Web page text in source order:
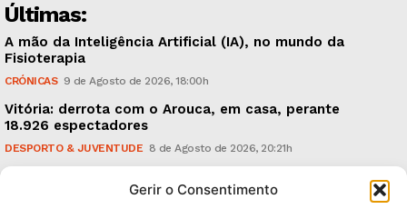
Gerir o Consentimento
Últimas:
A mão da Inteligência Artificial (IA), no mundo da
Fisioterapia
CRÓNICAS 9 de Agosto de 2026, 18:00h
Vitória: derrota com o Arouca, em casa, perante
18.926 espectadores
DESPORTO & JUVENTUDE 8 de Agosto de 2026, 20:21h